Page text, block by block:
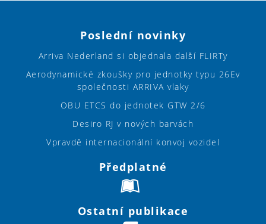
Poslední novinky
Arriva Nederland si objednala další FLIRTy
Aerodynamické zkoušky pro jednotky typu 26Ev
společnosti ARRIVA vlaky
OBU ETCS do jednotek GTW 2/6
Desiro RJ v nových barvách
Vpravdě internacionální konvoj vozidel
Předplatné
Ostatní publikace